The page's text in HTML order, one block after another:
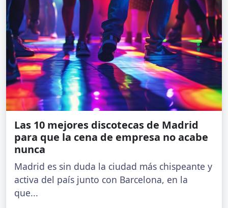
Las 10 mejores discotecas de Madrid
para que la cena de empresa no acabe
nunca
Madrid es sin duda la ciudad más chispeante y
activa del país junto con Barcelona, en la
que...